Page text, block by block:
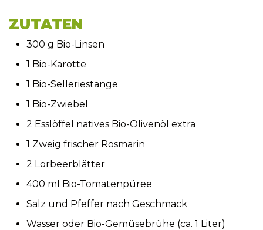
ZUTATEN
300 g Bio-Linsen
1 Bio-Karotte
1 Bio-Selleriestange
1 Bio-Zwiebel
2 Esslöffel natives Bio-Olivenöl extra
1 Zweig frischer Rosmarin
2 Lorbeerblätter
400 ml Bio-Tomatenpüree
Salz und Pfeffer nach Geschmack
Wasser oder Bio-Gemüsebrühe (ca. 1 Liter)